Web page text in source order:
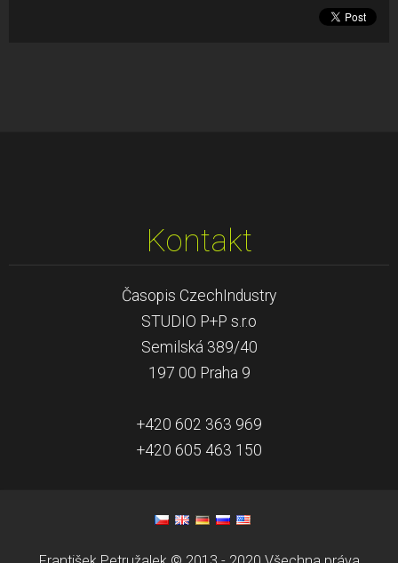
Kontakt
Časopis CzechIndustry
STUDIO P+P s.r.o
Semilská 389/40
197 00 Praha 9
+420 602 363 969
+420 605 463 150